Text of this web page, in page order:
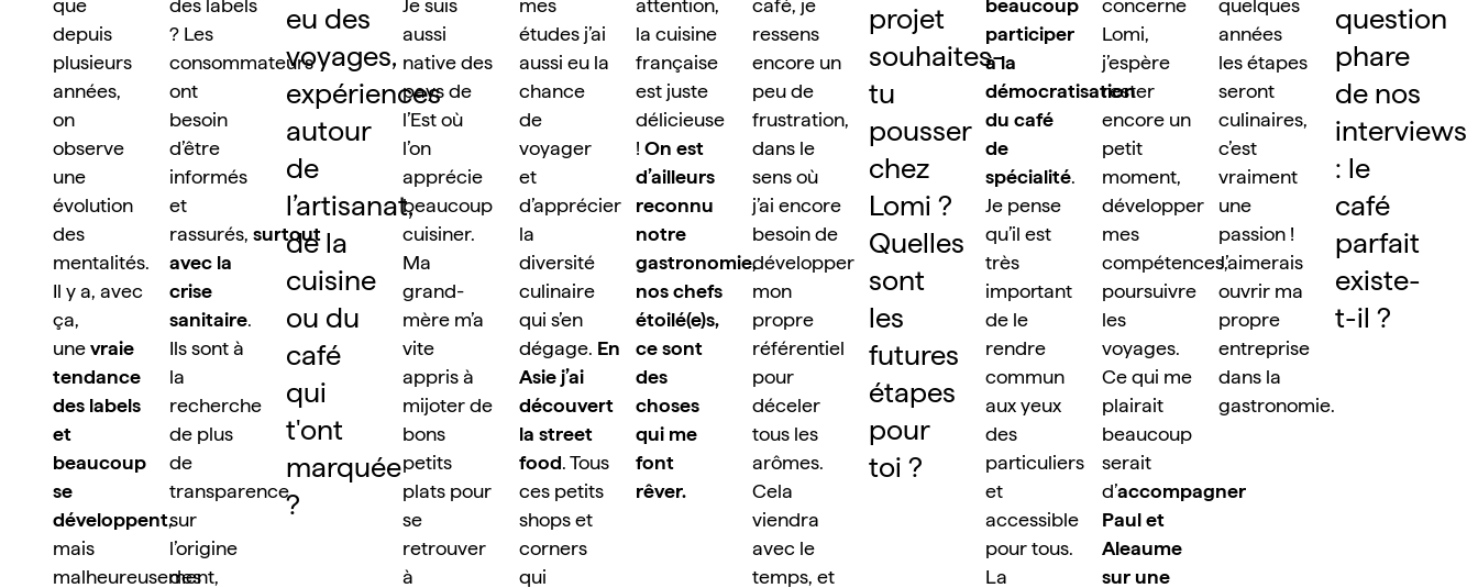
que
depuis
plusieurs
années,
on
observe
une
évolution
des
mentalités.
Il y a, avec
ça,
une vraie
tendance
des labels
et
beaucoup
se
développent,
mais
malheureusement,
des labels
? Les
consommateurs
ont
besoin
d’être
informés
et
rassurés, surtout
avec la
crise
sanitaire.
Ils sont à
la
recherche
de plus
de
transparence
sur
l’origine
des
eu des
voyages,
expériences
autour
de
l’artisanat,
de la
cuisine
ou du
café
qui
t'ont
marquée
?
Je suis
aussi
native des
pays de
l’Est où
l’on
apprécie
beaucoup
cuisiner.
Ma
grand-
mère m’a
vite
appris à
mijoter de
bons
petits
plats pour
se
retrouver
à
mes
études j’ai
aussi eu la
chance
de
voyager
et
d’apprécier
la
diversité
culinaire
qui s’en
dégage. En
Asie j’ai
découvert
la street
food. Tous
ces petits
shops et
corners
qui
attention,
la cuisine
française
est juste
délicieuse
! On est
d’ailleurs
reconnu
notre
gastronomie,
nos chefs
étoilé(e)s,
ce sont
des
choses
qui me
font
rêver.
café, je
ressens
encore un
peu de
frustration,
dans le
sens où
j’ai encore
besoin de
développer
mon
propre
référentiel
pour
déceler
tous les
arômes.
Cela
viendra
avec le
temps, et
projet
souhaites-
tu
pousser
chez
Lomi ?
Quelles
sont
les
futures
étapes
pour
toi ?
beaucoup
participer
à la
démocratisation
du café
de
spécialité.
Je pense
qu’il est
très
important
de le
rendre
commun
aux yeux
des
particuliers
et
accessible
pour tous.
La
concerne
Lomi,
j’espère
rester
encore un
petit
moment,
développer
mes
compétences,
poursuivre
les
voyages.
Ce qui me
plairait
beaucoup
serait
d’accompagner
Paul et
Aleaume
sur une
quelques
années
les étapes
seront
culinaires,
c’est
vraiment
une
passion !
J’aimerais
ouvrir ma
propre
entreprise
dans la
gastronomie.
question
phare
de nos
interviews
: le
café
parfait
existe-
t-il ?